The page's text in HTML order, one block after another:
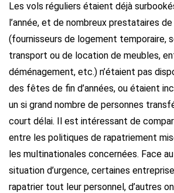
Les vols réguliers étaient déjà
l’année, et de nombreux prestataires
(fournisseurs de logement temporaire,
transport ou de location de meubles,
déménagement, etc.) n’étaient pas
des fêtes de fin d’années, ou étaient
un si grand nombre de personnes
court délai. Il est intéressant de
entre les politiques de rapatriement
les multinationales concernées. Face
situation d’urgence, certaines
rapatrier tout leur personnel, d’autres